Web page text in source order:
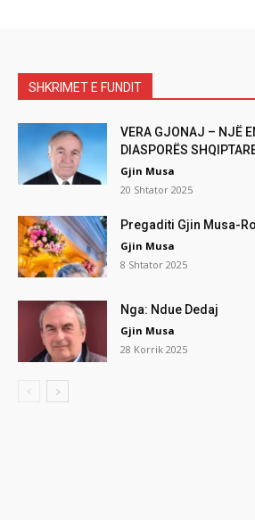
SHKRIMET E FUNDIT
VERA GJONAJ – NJË
DIASPORËS
Gjin Musa
20 Shtator 2025
Pregaditi Gjin Musa-
Gjin Musa
8 Shtator 2025
Nga: Ndue Dedaj
Gjin Musa
28 Korrik 2025